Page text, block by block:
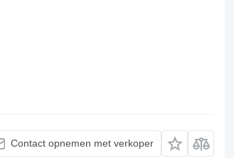
Contact opnemen met verkoper